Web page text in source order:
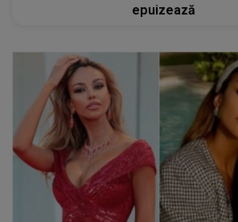
epuizează